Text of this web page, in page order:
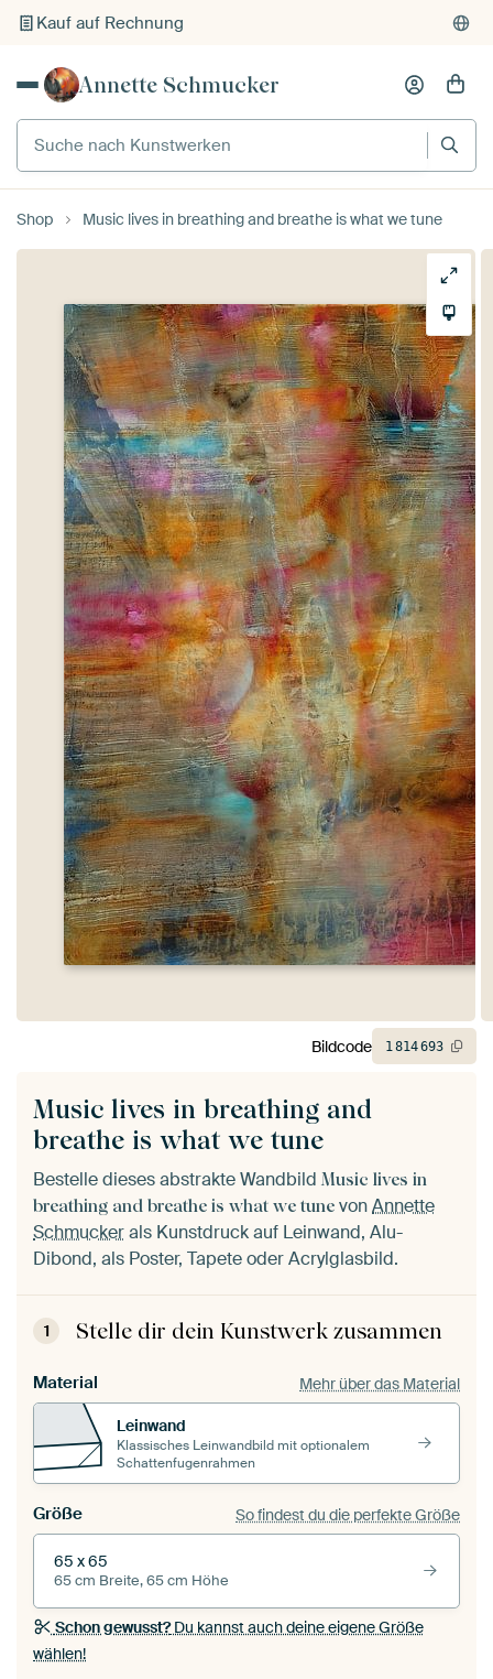
Kauf auf Rechnung
Individueller Druck auf Bestellung
Annette Schmucker
Suche nach Kunstwerken
Shop Music lives in breathing and breathe is what we tune
Music lives in breathing and
breathe is what we tune
Bestelle dieses abstrakte Wandbild Music lives in
breathing and breathe is what we tune vonAnnette
Schmuckerals Kunstdruck auf Leinwand, Alu-
Dibond, als Poster, Tapete oder Acrylglasbild.
1 Stelle dir dein Kunstwerk zusammen
Material Mehr über das Material
Leinwand
Klassisches Leinwandbild mit optionalem
Schattenfugenrahmen
Größe So findest du die perfekte Größe
65 x 65
65 cm Breite, 65 cm Höhe
Schon gewusst?Du kannst auch deine eigene Größe
wählen!
Bildcode 1814693